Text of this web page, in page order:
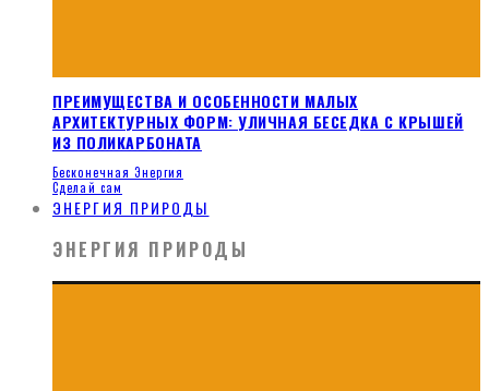
ПРЕИМУЩЕСТВА И ОСОБЕННОСТИ МАЛЫХ
АРХИТЕКТУРНЫХ ФОРМ: УЛИЧНАЯ БЕСЕДКА С КРЫШЕЙ
ИЗ ПОЛИКАРБОНАТА
Бесконечная Энергия
Сделай сам
ЭНЕРГИЯ ПРИРОДЫ
ЭНЕРГИЯ ПРИРОДЫ